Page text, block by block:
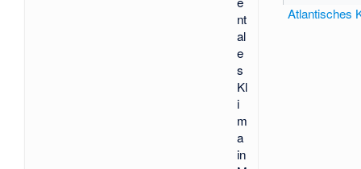
nt
al
e
s
Kl
i
m
a
in
Atlantisches